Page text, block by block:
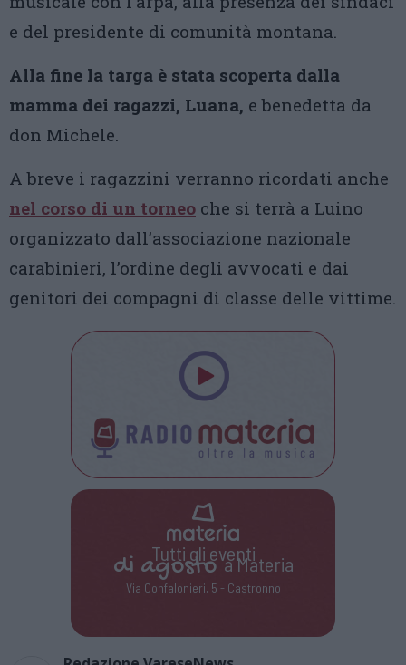
e del presidente di comunità montana.
Alla fine la targa è stata scoperta dalla
mamma dei ragazzi, Luana, e benedetta da
don Michele.
A breve i ragazzini verranno ricordati anche
nel corso di un torneo che si terrà a Luino
organizzato dall’associazione nazionale
carabinieri, l’ordine degli avvocati e dai
genitori dei compagni di classe delle vittime.
Tutti gli eventi
di agostoa Materia
Via Confalonieri, 5 - Castronno